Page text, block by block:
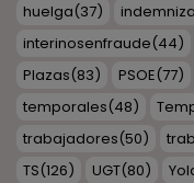
huelga(37)
interinosenfraude(44)
Plazas(83) PSOE(77)
temporales(48)
trabajadores(50)
TS(126) UGT(80)